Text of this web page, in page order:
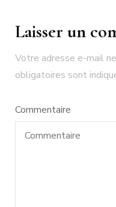
Laisser un
Votre adresse e-mail
obligatoires sont
Commentaire